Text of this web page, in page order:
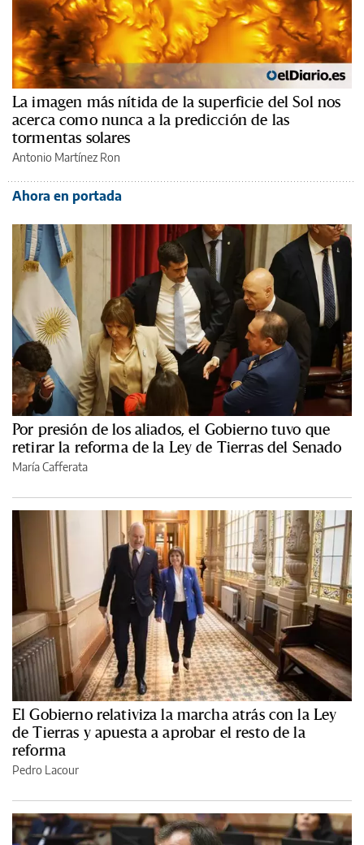
La imagen más nítida de la superficie del Sol nos
acerca como nunca a la predicción de las
tormentas solares
Antonio Martínez Ron
Ahora en portada
Por presión de los aliados, el Gobierno tuvo que
retirar la reforma de la Ley de Tierras del Senado
María Cafferata
El Gobierno relativiza la marcha atrás con la Ley
de Tierras y apuesta a aprobar el resto de la
reforma
Pedro Lacour